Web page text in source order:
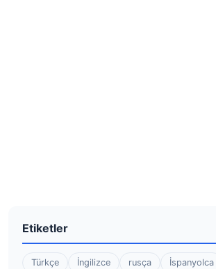
Etiketler
Türkçe İngilizce rusça İspanyolca